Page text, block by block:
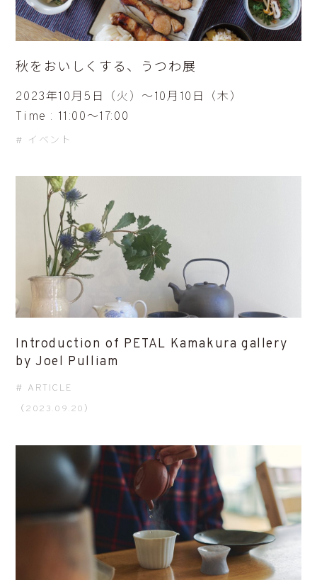
秋をおいしくする、うつわ展
2023年10月5日（火）〜10月10日（木）
Time : 11:00〜17:00
イベント
Introduction of PETAL Kamakura gallery
by Joel Pulliam
ARTICLE
（2023.09.20）